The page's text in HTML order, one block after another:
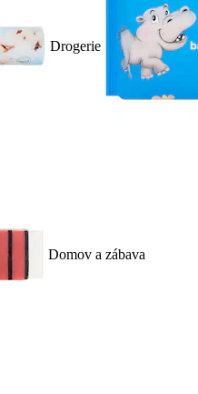
Drogerie
Domov a zábava